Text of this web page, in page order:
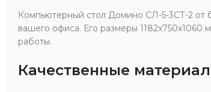
Компьютерный стол Домино СЛ-5-3СТ-2
вашего офиса. Его размеры
работы.
Качественные